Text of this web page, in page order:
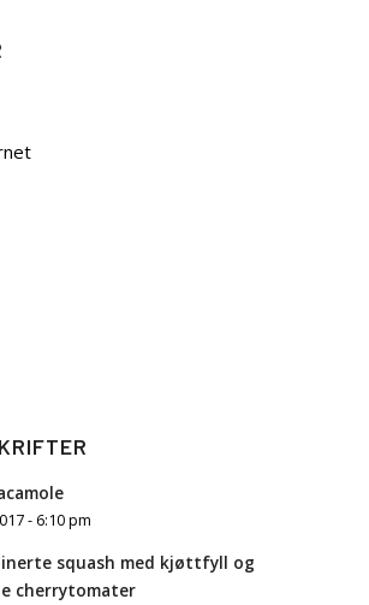
- 6:10 pm
squash med kjøttfyll og
cherrytomater